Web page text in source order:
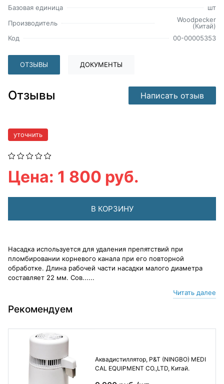
Базовая единица
шт
Производитель
Woodpecker
(Китай)
Код
00-00005353
ОТЗЫВЫ ДОКУМЕНТЫ
Отзывы Написать отзыв
уточнить
Цена: 1 800 руб.
В КОРЗИНУ
Насадка используется для удаления препятствий при
пломбировании корневого канала при его повторной
обработке. Длина рабочей части насадки малого диаметра
составляет 22 мм. Сов......
Читать далее
Рекомендуем
Аквадистиллятор, P&T (NINGBO) MEDI
CAL EQUIPMENT CO.,LTD, Китай.